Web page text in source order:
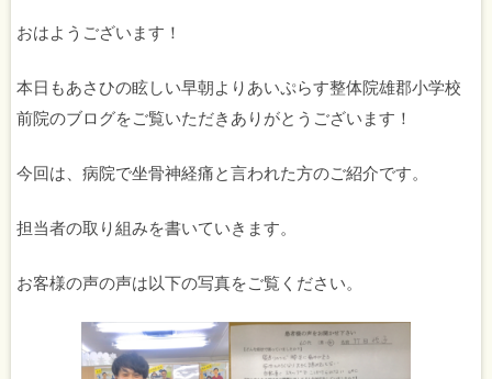
おはようございます！
本日もあさひの眩しい早朝よりあいぷらす整体院雄郡小学校
前院のブログをご覧いただきありがとうございます！
今回は、病院で坐骨神経痛と言われた方のご紹介です。
担当者の取り組みを書いていきます。
お客様の声の声は以下の写真をご覧ください。